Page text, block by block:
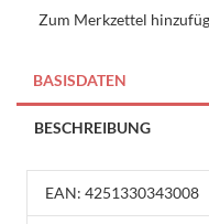
quantity
Zum Merkzettel
BASISDATEN
BESCHREIBUNG
EAN: 4251330343008